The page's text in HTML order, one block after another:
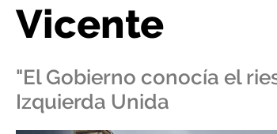
Vicente
"El Gobierno conocía el
Izquierda Unida